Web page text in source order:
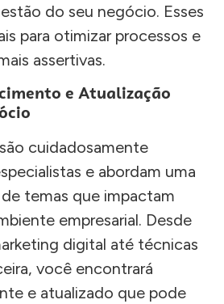
do seu negócio. Esses
para otimizar processos e
assertivas.
e Atualização
são cuidadosamente
e abordam uma
temas que impactam
empresarial. Desde
digital até técnicas
você encontrará
e atualizado que pode